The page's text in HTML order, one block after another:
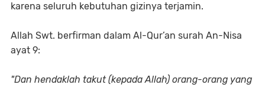
karena seluruh kebutuhan gizinya terjamin.
Allah Swt. berfirman dalam Al-Qur’an surah An-Nisa
ayat 9:
"Dan hendaklah takut (kepada Allah) orang-orang yang